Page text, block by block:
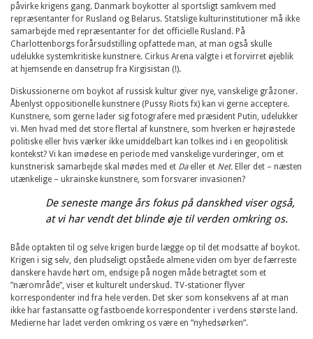
påvirke krigens gang. Danmark boykotter al sportsligt samkvem med
repræsentanter for Rusland og Belarus. Statslige kulturinstitutioner må ikke
samarbejde med repræsentanter for det officielle Rusland. På
Charlottenborgs forårsudstilling opfattede man, at man også skulle
udelukke systemkritiske kunstnere. Cirkus Arena valgte i et forvirret øjeblik
at hjemsende en dansetrup fra Kirgisistan (!).
Diskussionerne om boykot af russisk kultur giver nye, vanskelige gråzoner.
Åbenlyst oppositionelle kunstnere (Pussy Riots fx) kan vi gerne acceptere.
Kunstnere, som gerne lader sig fotografere med præsident Putin, udelukker
vi. Men hvad med det store flertal af kunstnere, som hverken er højrøstede
politiske eller hvis værker ikke umiddelbart kan tolkes ind i en geopolitisk
kontekst? Vi kan imødese en periode med vanskelige vurderinger, om et
kunstnerisk samarbejde skal mødes med et Daeller et Net. Eller det – næsten
utænkelige – ukrainske kunstnere, som forsvarer invasionen?
De seneste mange års fokus på danskhed viser også,
at vi har vendt det blinde øje til verden omkring os.
Både optakten til og selve krigen burde lægge op til det modsatte af boykot.
Krigen i sig selv, den pludseligt opståede almene viden om byer de færreste
danskere havde hørt om, endsige på nogen måde betragtet som et
”nærområde”, viser et kulturelt underskud. TV-stationer flyver
korrespondenter ind fra hele verden. Det sker som konsekvens af at man
ikke har fastansatte og fastboende korrespondenter i verdens største land.
Medierne har ladet verden omkring os være en ”nyhedsørken”.